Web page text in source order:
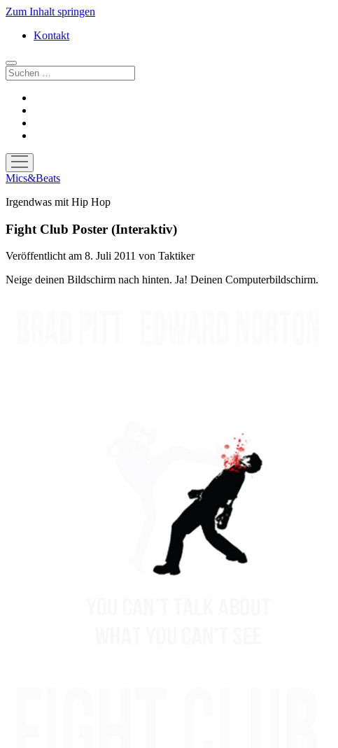
Zum Inhalt springen
Kontakt
Suchen
Menü
öffnen
Mics&Beats
Irgendwas mit Hip Hop
Fight Club Poster (Interaktiv)
Veröffentlicht am 8. Juli 2011 von Taktiker
Neige deinen Bildschirm nach hinten. Ja! Deinen Computerbildschirm.